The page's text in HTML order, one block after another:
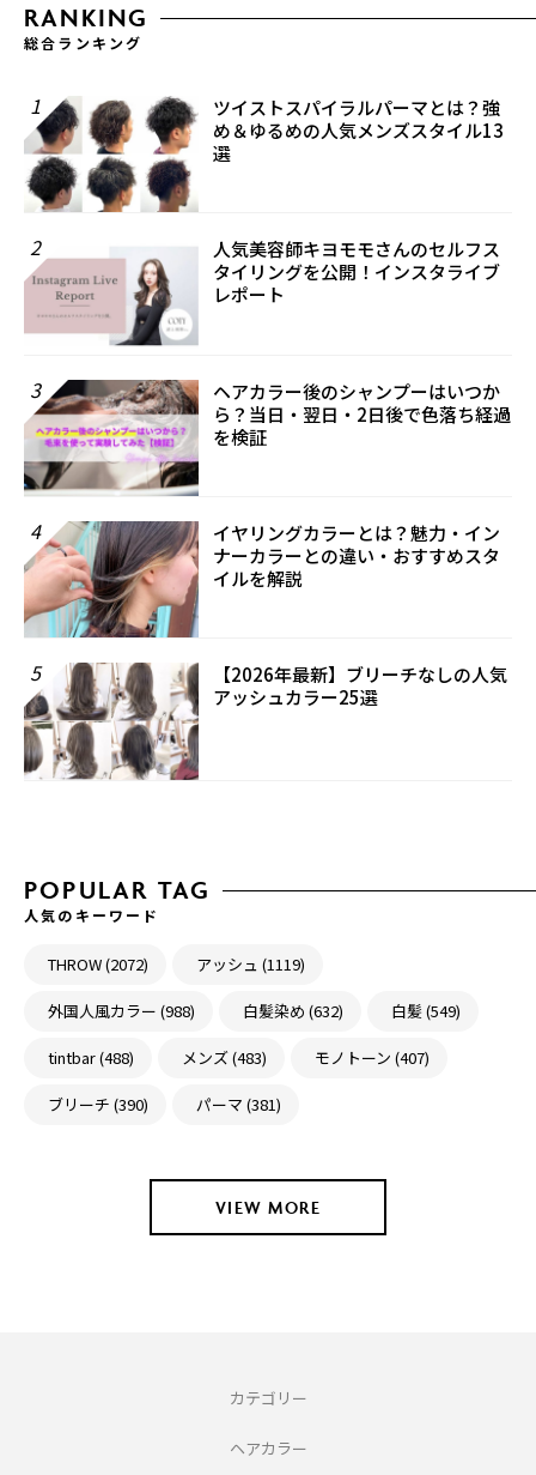
RANKING
総合ランキング
1
ツイストスパイラルパーマとは？強
め＆ゆるめの人気メンズスタイル13
選
2
人気美容師キヨモモさんのセルフス
タイリングを公開！インスタライブ
レポート
3
ヘアカラー後のシャンプーはいつか
ら？当日・翌日・2日後で色落ち経過
を検証
4
イヤリングカラーとは？魅力・イン
ナーカラーとの違い・おすすめスタ
イルを解説
5
【2026年最新】ブリーチなしの人気
アッシュカラー25選
POPULAR TAG
人気のキーワード
THROW (2072) アッシュ (1119)
外国人風カラー (988) 白髪染め (632) 白髪 (549)
tintbar (488) メンズ (483) モノトーン (407)
ブリーチ (390) パーマ (381)
VIEW MORE
カテゴリー
ヘアカラー